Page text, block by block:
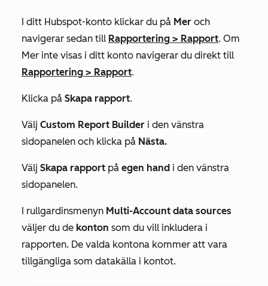
I ditt Hubspot-konto klickar du på Mer och
navigerar sedan till Rapportering > Rapport. Om
Mer inte visas i ditt konto navigerar du direkt till
Rapportering > Rapport.
Klicka på Skapa rapport.
Välj Custom Report Builder i den vänstra
sidopanelen och klicka på Nästa.
Välj Skapa rapport på egen hand i den vänstra
sidopanelen.
I rullgardinsmenyn Multi-Account data sources
väljer du de konton som du vill inkludera i
rapporten. De valda kontona kommer att vara
tillgängliga som datakälla i kontot.